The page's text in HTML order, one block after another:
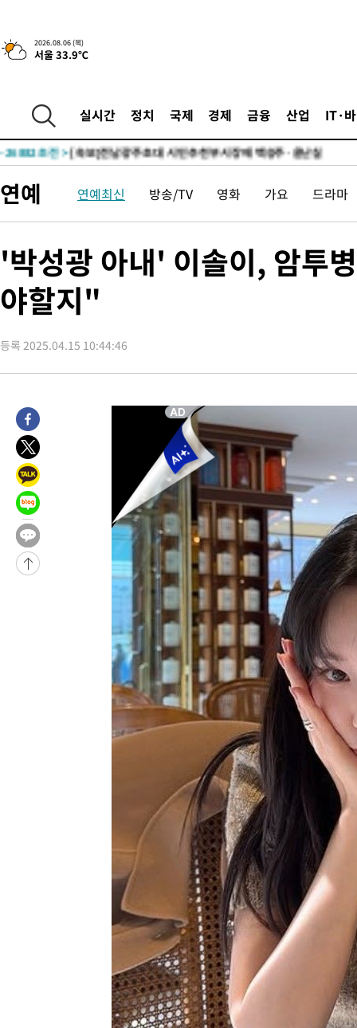
2026.08.06 (목)
서울 33.9℃
실시간 정치 국제 경제 금융 산업 IT·
-29733초 전 >[속보]산업장관 "李정부, 원전 반대 안해…안정 전력 위해 불
-28430초 전 >[속보]경찰, '홍명보 선임 논란' 대한축구협회·축구회관 등 압
-27610초 전 >
[속보]코스피 매도사이드카 발동…4%대 급락
-26882초 전 >
-24443초 전 >서울 열대야 15일째 지속…비공식 '초열대야' 30도 넘어
-22993초 전 >
[속보]코스피, 119.51포인트(1.81%) 내린 6478.75 개장
-19440초 전 >6월 경상수지 497.3억 달러…두 달 연속 사상 최대
-16753초 전 >미 워싱턴주 스포캔 시의 통제불능 3개 산불, 방화선 일부 구축
-8926초 전 >[속보] 호르무즈 해협 이란-오만 협상 기대속 뉴욕증시 혼조 마감
우 0.49%↑
-7281초 전 >[속보] 이란 대통령 "지금 최고지도자와 소통하기가 매우 어려
-29733초 전 >[속보]산업장관 "李정부, 원전 반대 안해…안정 전력 위해 불
-28430초 전 >[속보]경찰, '홍명보 선임 논란' 대한축구협회·축구회관 등 압
-27610초 전 >
[속보]코스피 매도사이드카 발동…4%대 급락
-26882초 전 >
[속보]전남광주 초대 시민추천 부시장에 백승주·윤난실
-24443초 전 >
서울 열대야 15일째 지속…비공식 '초열대야' 30도 넘어
-23010초 전 >
[속보]코스닥, 2.15포인트(0.27%) 내린 797.44 출발
-22993초 전 >
[속보]코스피, 119.51포인트(1.81%) 내린 6478.75 개장
-19440초 전 >
6월 경상수지 497.3억 달러…두 달 연속 사상 최대
-19391초 전 >
서울 낮 39도 '폭염중대경보'…40도 관측 가능성도
-16753초 전 >
미 워싱턴주 스포캔 시의 통제불능 3개 산불, 방화선 일부 구축
[속보] 호르무즈 해협 이란-오만 협상 기대속 뉴욕증시 혼조 마
[속보] 이란 대통령 "지금 최고지도자와 소통하기가 매우 어려
[속보] "이란-오만, 호르무즈 해협 통행 항로 합의" 이란 외무부 대
연예 연예최신 방송/TV 영화 가요 드라마
'박성광 아내' 이솔이, 암투
야할지"
등록 2025.04.15 10:44:46